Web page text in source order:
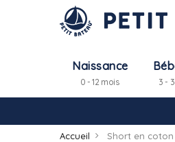
Naissance
0 - 12 mois 3 -
Accueil Short en